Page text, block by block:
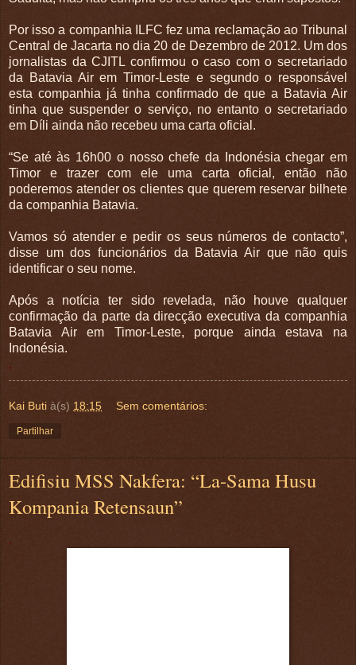
Por isso a companhia ILFC fez uma reclamação ao Tribunal
Central de Jacarta no dia 20 de Dezembro de 2012. Um dos
jornalistas da CJITL confirmou o caso com o secretariado
da Batavia Air em Timor-Leste e segundo o responsável
esta companhia já tinha confirmado de que a Batavia Air
tinha que suspender o serviço, no entanto o secretariado
em Díli ainda não recebeu uma carta oficial.
“Se até às 16h00 o nosso chefe da Indonésia chegar em
Timor e trazer com ele uma carta oficial, então não
poderemos atender os clientes que querem reservar bilhete
da companhia Batavia.
Vamos só atender e pedir os seus números de contacto”,
disse um dos funcionários da Batavia Air que não quis
identificar o seu nome.
Após a notícia ter sido revelada, não houve qualquer
confirmação da parte da direcção executiva da companhia
Batavia Air em Timor-Leste, porque ainda estava na
Indonésia.
,
Kai Buti à(s) 18:15 Sem comentários:
Partilhar
Edifisiu MSS Nakfera: “La-Sama Husu
Kompania Retensaun”
.